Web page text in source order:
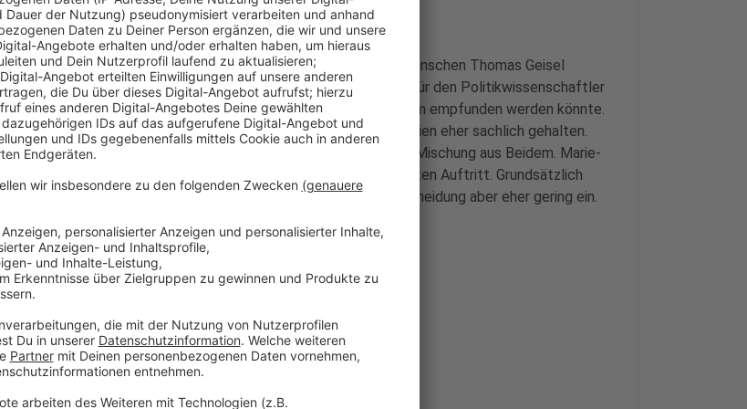
Der Amtsinhaber will neben politischen Botschaften auch den Menschen Thomas Geisel
präsentieren; so spannt Geisel seine Frau und seine Tochter ein. Für den Politikwissenschaftler
eine gewagte Strategie, weil zu viel Privates auch als unangenehm empfunden werden könnte.
Die Social Media Aktivitäten von CDU Kandidat Stephan Keller seien eher sachlich gehalten.
Beim GRÜNEN Stefan Engstfeld erkennt der Politikexperte eine Mischung aus Beidem. Marie-
Agnes Strack-Zimmermann von der FDP habe den professionellsten Auftritt. Grundsätzlich
schätzt er den Stellenwert von Social Media bei einer Wahlentscheidung aber eher gering ein.
Weitere Links und Infos zum Thema:
Wahlkampf: Stefan Engstfeld
Wahlkampf: Marie-Agnes Strack-Zimmermann